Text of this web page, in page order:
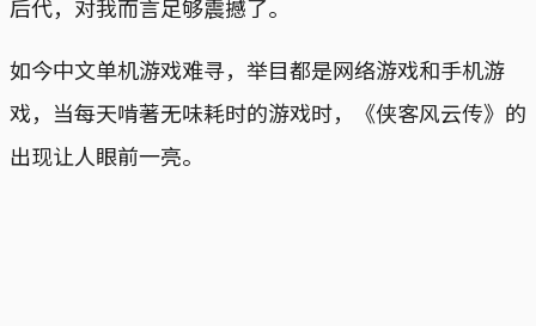
后代，对我而言足够震撼了。
如今中文单机游戏难寻，举目都是网络游戏和手机游
戏，当每天啃著无味耗时的游戏时，《侠客风云传》的
出现让人眼前一亮。